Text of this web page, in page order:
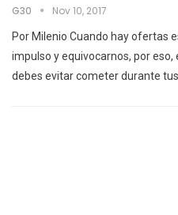
G30 Nov 10, 2017
Por Milenio Cuando hay ofertas
impulso y equivocarnos, por
debes evitar cometer durante tus